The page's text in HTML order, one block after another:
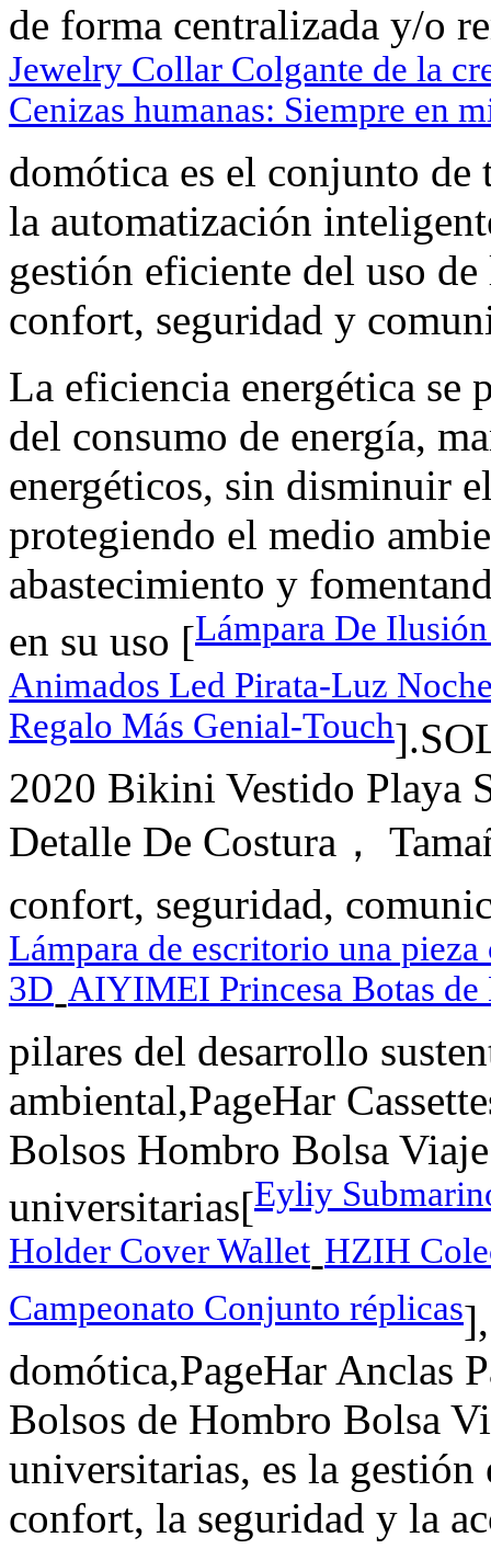
de forma centralizada y/o
Jewelry Collar Colgante de la
Cenizas humanas: Siempre en
domótica es el conjunto
la automatización
gestión eficiente del uso
confort, seguridad y
La eficiencia energética se
del consumo de energía,
energéticos, sin disminuir
protegiendo el medio
abastecimiento y
en su uso [Lámpara De
Animados Led Pirata-Luz
Regalo Más Genial-Touch
2020 Bikini Vestido Playa
Detalle De Costura，
confort, seguridad,
Lámpara de escritorio una
3D-AIYIMEI Princesa Botas de
pilares del desarrollo
ambiental,PageHar
Bolsos Hombro Bolsa
universitarias[Eyliy
Holder Cover Wallet-HZIH
Campeonato Conjunto réplicas
domótica,PageHar Anclas
Bolsos de Hombro Bolsa
universitarias, es la
confort, la seguridad y la